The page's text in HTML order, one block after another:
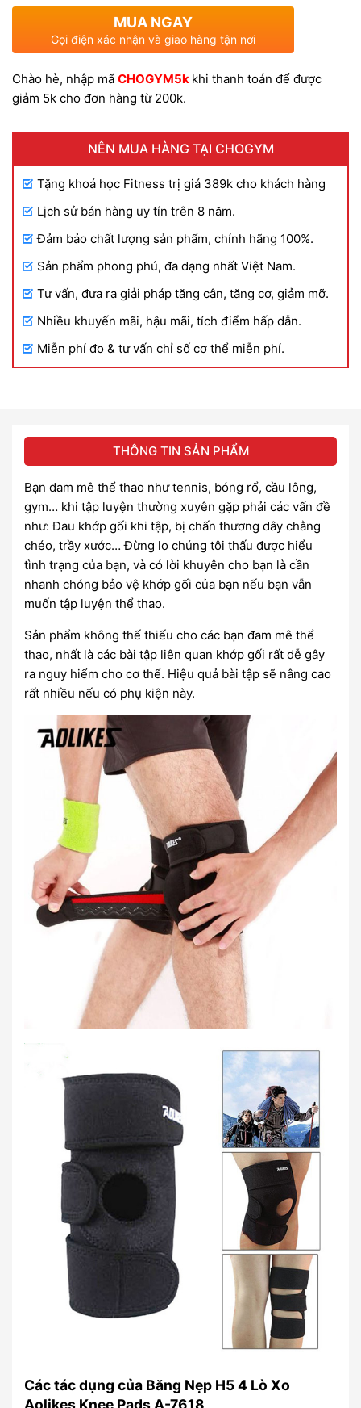
250.000 VND.
là:
150.000 VND.
MUA NGAY
Gọi điện xác nhận và giao hàng tận nơi
Chào hè, nhập mã CHOGYM5k khi thanh toán để được
giảm 5k cho đơn hàng từ 200k.
NÊN MUA HÀNG TẠI CHOGYM
Tặng khoá học Fitness trị giá 389k cho khách hàng
Lịch sử bán hàng uy tín trên 8 năm.
Đảm bảo chất lượng sản phẩm, chính hãng 100%.
Sản phẩm phong phú, đa dạng nhất Việt Nam.
Tư vấn, đưa ra giải pháp tăng cân, tăng cơ, giảm mỡ.
Nhiều khuyến mãi, hậu mãi, tích điểm hấp dẫn.
Miễn phí đo & tư vấn chỉ số cơ thể miễn phí.
THÔNG TIN SẢN PHẨM
Bạn đam mê thể thao như tennis, bóng rổ, cầu lông,
gym… khi tập luyện thường xuyên gặp phải các vấn đề
như: Đau khớp gối khi tập, bị chấn thương dây chằng
chéo, trầy xước… Đừng lo chúng tôi thấu được hiểu
tình trạng của bạn, và có lời khuyên cho bạn là cần
nhanh chóng bảo vệ khớp gối của bạn nếu bạn vẫn
muốn tập luyện thể thao.
Sản phẩm không thế thiếu cho các bạn đam mê thể
thao, nhất là các bài tập liên quan khớp gối rất dễ gây
ra nguy hiểm cho cơ thể. Hiệu quả bài tập sẽ nâng cao
rất nhiều nếu có phụ kiện này.
Các tác dụng của Băng Nẹp H5 4 Lò Xo
Aolikes Knee Pads A-7618